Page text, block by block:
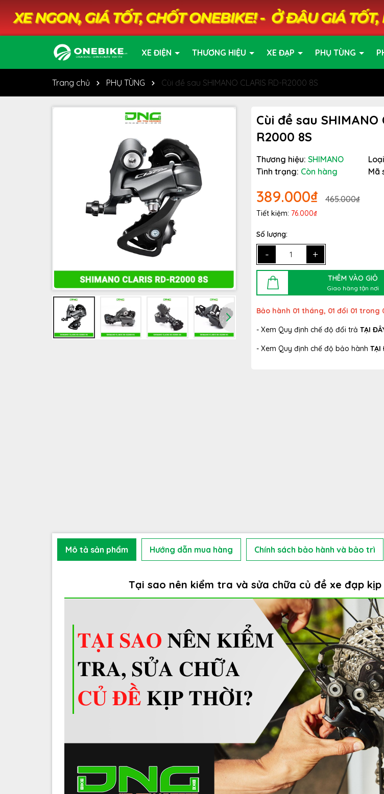
XE ĐIỆN THƯƠNG HIỆU XE ĐẠP PHỤ TÙNG
Trang chủ PHỤ TÙNG Cùi đề sau SHIMANO CLARIS RD-R2000 8S
Cùi đề sau SHIMANO
R2000 8S
Thương hiệu: SHIMANO
Tình trạng: Còn hàng Mã
389.000₫ 465.000₫
Tiết kiệm: 76.000₫
Số lượng:
- +
THÊM VÀO GIỎ
Giao hàng tận nơi
Bảo hành 01 tháng, 01 đổi 01 trong
- Xem Quy định chế độ đổi trả TẠI
- Xem Quy định chế độ bảo hành TẠI
Mô tả sản phẩm Hướng dẫn mua hàng Chính sách bảo hành và bảo trì
Tại sao nên kiểm tra và sửa chữa củ đề xe đạp kịp